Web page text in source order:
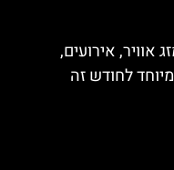
אוויר, אירועים,
לחודש זה